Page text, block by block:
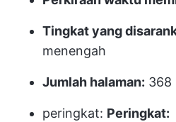
Tingkat yang
menengah
Jumlah halaman: 368
peringkat: Peringkat: